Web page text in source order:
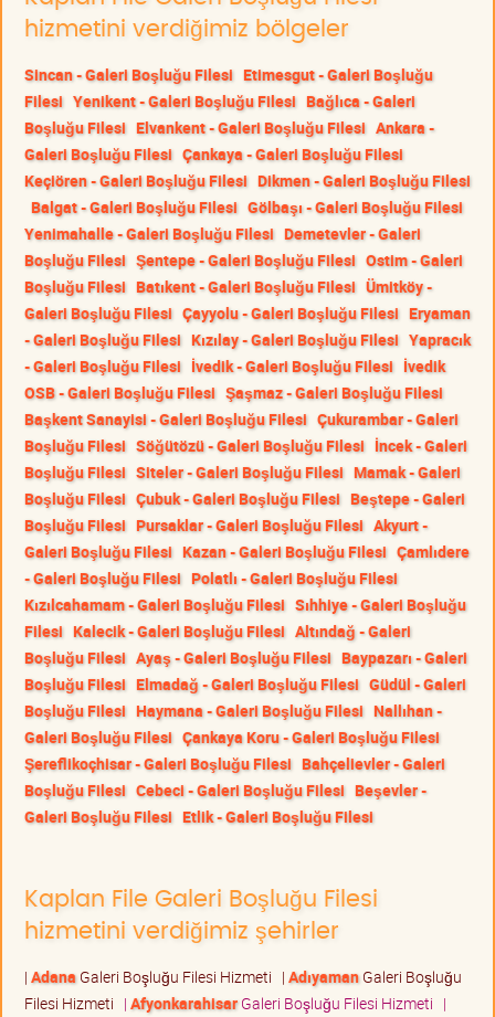
hizmetini verdiğimiz bölgeler
Sincan - Galeri Boşluğu Filesi Etimesgut - Galeri Boşluğu
Filesi Yenikent - Galeri Boşluğu Filesi Bağlıca - Galeri
Boşluğu Filesi Elvankent - Galeri Boşluğu Filesi Ankara -
Galeri Boşluğu Filesi Çankaya - Galeri Boşluğu Filesi
Keçiören - Galeri Boşluğu Filesi Dikmen - Galeri Boşluğu Filesi
Balgat - Galeri Boşluğu Filesi Gölbaşı - Galeri Boşluğu Filesi
Yenimahalle - Galeri Boşluğu Filesi Demetevler - Galeri
Boşluğu Filesi Şentepe - Galeri Boşluğu Filesi Ostim - Galeri
Boşluğu Filesi Batıkent - Galeri Boşluğu Filesi Ümitköy -
Galeri Boşluğu Filesi Çayyolu - Galeri Boşluğu Filesi Eryaman
- Galeri Boşluğu Filesi Kızılay - Galeri Boşluğu Filesi Yapracık
- Galeri Boşluğu Filesi İvedik - Galeri Boşluğu Filesi İvedik
OSB - Galeri Boşluğu Filesi Şaşmaz - Galeri Boşluğu Filesi
Başkent Sanayisi - Galeri Boşluğu Filesi Çukurambar - Galeri
Boşluğu Filesi Söğütözü - Galeri Boşluğu Filesi İncek - Galeri
Boşluğu Filesi Siteler - Galeri Boşluğu Filesi Mamak - Galeri
Boşluğu Filesi Çubuk - Galeri Boşluğu Filesi Beştepe - Galeri
Boşluğu Filesi Pursaklar - Galeri Boşluğu Filesi Akyurt -
Galeri Boşluğu Filesi Kazan - Galeri Boşluğu Filesi Çamlıdere
- Galeri Boşluğu Filesi Polatlı - Galeri Boşluğu Filesi
Kızılcahamam - Galeri Boşluğu Filesi Sıhhiye - Galeri Boşluğu
Filesi Kalecik - Galeri Boşluğu Filesi Altındağ - Galeri
Boşluğu Filesi Ayaş - Galeri Boşluğu Filesi Baypazarı - Galeri
Boşluğu Filesi Elmadağ - Galeri Boşluğu Filesi Güdül - Galeri
Boşluğu Filesi Haymana - Galeri Boşluğu Filesi Nallıhan -
Galeri Boşluğu Filesi Çankaya Koru - Galeri Boşluğu Filesi
Şereflikoçhisar - Galeri Boşluğu Filesi Bahçelievler - Galeri
Boşluğu Filesi Cebeci - Galeri Boşluğu Filesi Beşevler -
Galeri Boşluğu Filesi Etlik - Galeri Boşluğu Filesi
Kaplan File Galeri Boşluğu Filesi
hizmetini verdiğimiz şehirler
| Adana Galeri Boşluğu Filesi Hizmeti | AdıyamanGaleri Boşluğu
Filesi Hizmeti | AfyonkarahisarGaleri Boşluğu Filesi Hizmeti |